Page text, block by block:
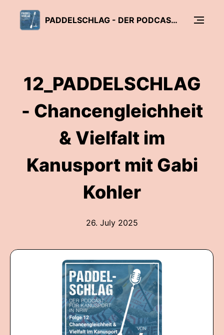
PADDELSCHLAG - DER PODCAST FÜR KANUSPORT IN NRW
12_PADDELSCHLAG
- Chancengleichheit
& Vielfalt im
Kanusport mit Gabi
Kohler
26. July 2025